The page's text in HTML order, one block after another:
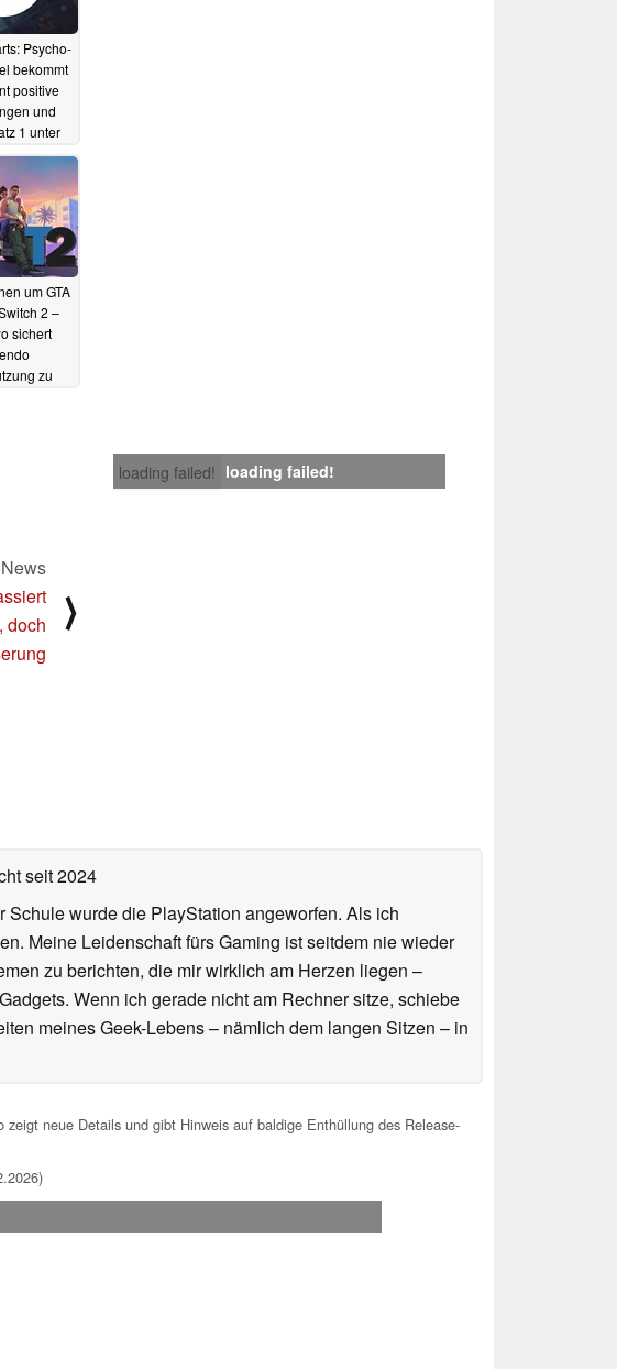
Psycho-
bekommt
positive
und
1 unter
um GTA
2 –
sichert
zu
loading failed! loading failed!
doch
⟩
seit 2024
wurde die PlayStation angeworfen. Als ich
Meine Leidenschaft fürs Gaming ist seitdem nie wieder
zu berichten, die mir wirklich am Herzen liegen –
Wenn ich gerade nicht am Rechner sitze, schiebe
meines Geek-Lebens – nämlich dem langen Sitzen – in
neue Details und gibt Hinweis auf baldige Enthüllung des Release-